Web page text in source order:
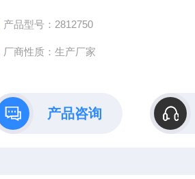
产品型号：2812750
厂商性质：生产厂家
产品咨询